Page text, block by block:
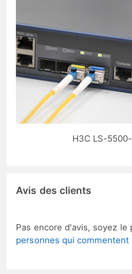
H3C LS-
Avis des clients
Pas encore d'avis, soyez le
personnes qui commentent